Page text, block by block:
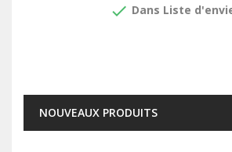
done Dans Liste
NOUVEAUX PRODUITS